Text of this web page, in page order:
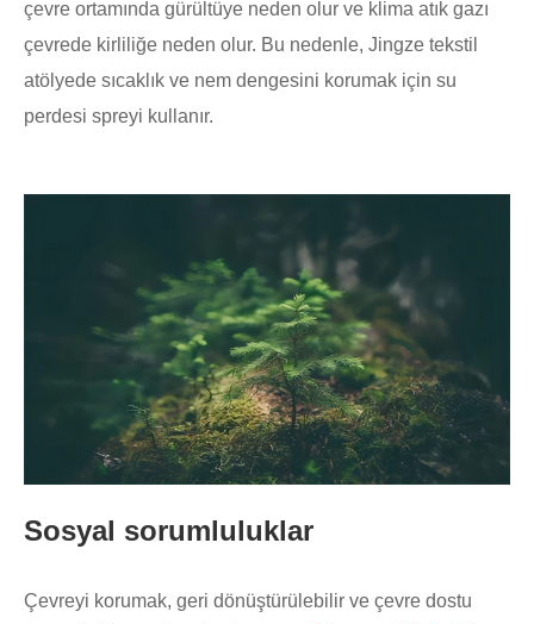
çevre ortamında gürültüye neden olur ve klima atık gazı
çevrede kirliliğe neden olur. Bu nedenle, Jingze tekstil
atölyede sıcaklık ve nem dengesini korumak için su
perdesi spreyi kullanır.
Sosyal sorumluluklar
Çevreyi korumak, geri dönüştürülebilir ve çevre dostu